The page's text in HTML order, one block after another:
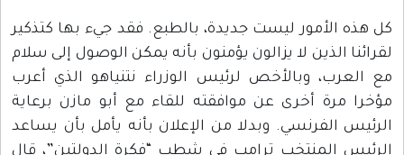
كل هذه الأمور ليست جديدة، بالطبع. فقد جيء بها كتذكير
لقرائنا الذين لا يزالون يؤمنون بأنه يمكن الوصول إلى سلام
مع العرب، وبالأخص لرئيس الوزراء نتنياهو الذي أعرب
مؤخرا مرة أخرى عن موافقته للقاء مع أبو مازن برعاية
الرئيس الفرنسي. وبدلا من الإعلان بأنه يأمل بأن يساعد
الرئيس المنتخب ترامب في شطب “فكرة الدولتين”، قال